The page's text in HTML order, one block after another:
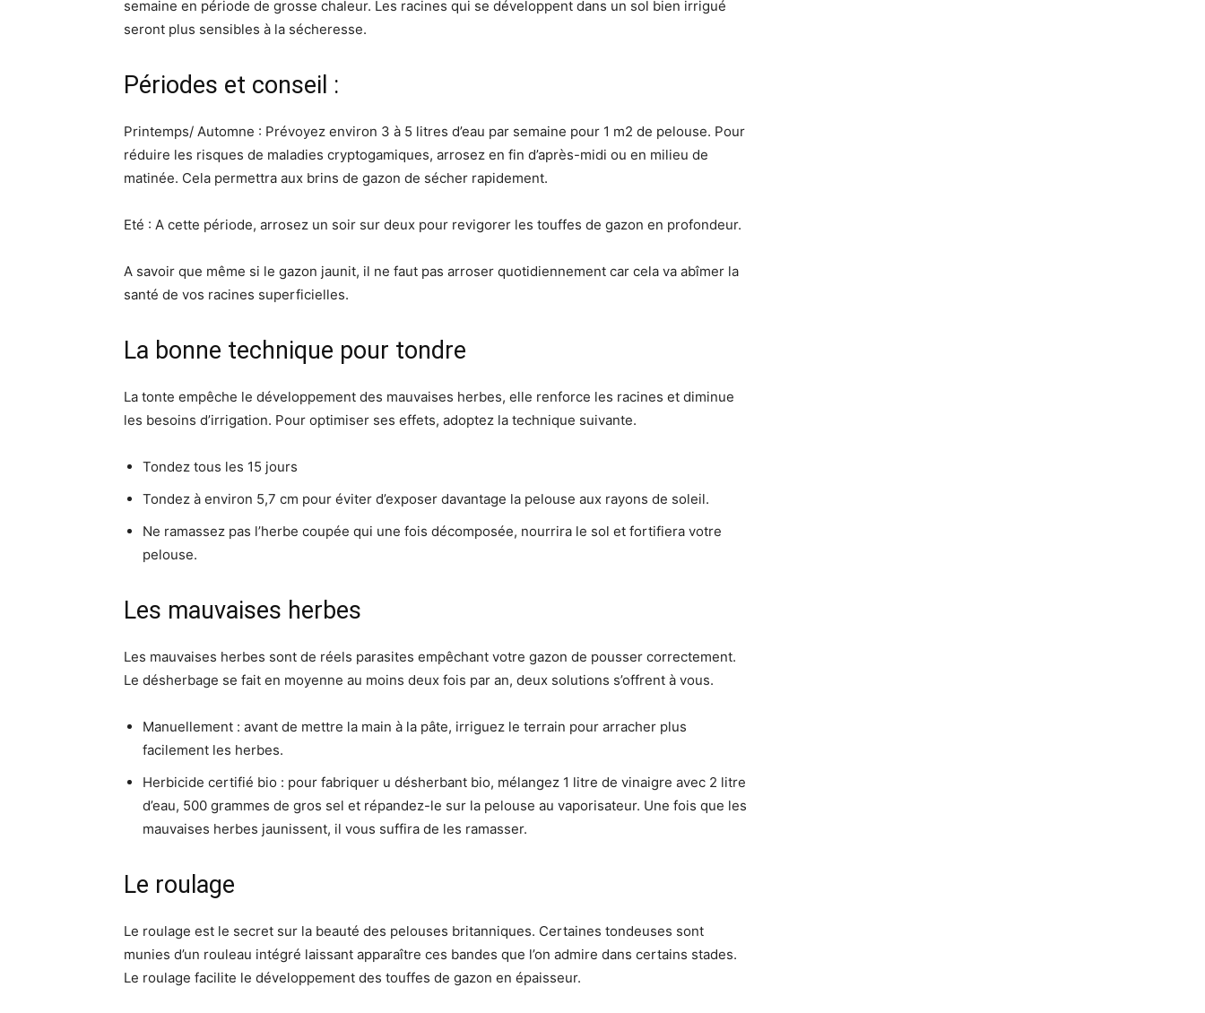
semaine en période de grosse chaleur. Les racines qui se développent dans un sol bien irrigué
seront plus sensibles à la sécheresse.
Périodes et conseil :
Printemps/ Automne : Prévoyez environ 3 à 5 litres d’eau par semaine pour 1 m2 de pelouse. Pour
réduire les risques de maladies cryptogamiques, arrosez en fin d’après-midi ou en milieu de
matinée. Cela permettra aux brins de gazon de sécher rapidement.
Eté : A cette période, arrosez un soir sur deux pour revigorer les touffes de gazon en profondeur.
A savoir que même si le gazon jaunit, il ne faut pas arroser quotidiennement car cela va abîmer la
santé de vos racines superficielles.
La bonne technique pour tondre
La tonte empêche le développement des mauvaises herbes, elle renforce les racines et diminue
les besoins d’irrigation. Pour optimiser ses effets, adoptez la technique suivante.
Tondez tous les 15 jours
Tondez à environ 5,7 cm pour éviter d’exposer davantage la pelouse aux rayons de soleil.
Ne ramassez pas l’herbe coupée qui une fois décomposée, nourrira le sol et fortifiera votre
pelouse.
Les mauvaises herbes
Les mauvaises herbes sont de réels parasites empêchant votre gazon de pousser correctement.
Le désherbage se fait en moyenne au moins deux fois par an, deux solutions s’offrent à vous.
Manuellement : avant de mettre la main à la pâte, irriguez le terrain pour arracher plus
facilement les herbes.
Herbicide certifié bio : pour fabriquer u désherbant bio, mélangez 1 litre de vinaigre avec 2 litre
d’eau, 500 grammes de gros sel et répandez-le sur la pelouse au vaporisateur. Une fois que les
mauvaises herbes jaunissent, il vous suffira de les ramasser.
Le roulage
Le roulage est le secret sur la beauté des pelouses britanniques. Certaines tondeuses sont
munies d’un rouleau intégré laissant apparaître ces bandes que l’on admire dans certains stades.
Le roulage facilite le développement des touffes de gazon en épaisseur.